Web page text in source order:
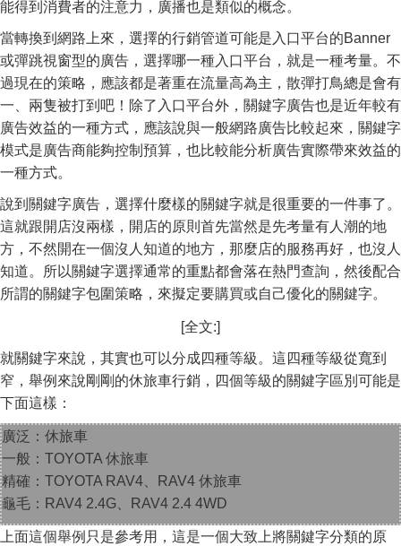
能得到消費者的注意力，廣播也是類似的概念。
當轉換到網路上來，選擇的行銷管道可能是入口平台的Banner
或彈跳視窗型的廣告，選擇哪一種入口平台，就是一種考量。不
過現在的策略，應該都是著重在流量高為主，散彈打鳥總是會有
一、兩隻被打到吧！除了入口平台外，關鍵字廣告也是近年較有
廣告效益的一種方式，應該說與一般網路廣告比較起來，關鍵字
模式是廣告商能夠控制預算，也比較能分析廣告實際帶來效益的
一種方式。
說到關鍵字廣告，選擇什麼樣的關鍵字就是很重要的一件事了。
這就跟開店沒兩樣，開店的原則首先當然是先考量有人潮的地
方，不然開在一個沒人知道的地方，那麼店的服務再好，也沒人
知道。所以關鍵字選擇通常的重點都會落在熱門查詢，然後配合
所謂的關鍵字包圍策略，來擬定要購買或自己優化的關鍵字。
[全文:]
就關鍵字來說，其實也可以分成四種等級。這四種等級從寬到
窄，舉例來說剛剛的休旅車行銷，四個等級的關鍵字區別可能是
下面這樣：
廣泛：休旅車
一般：TOYOTA 休旅車
精確：TOYOTA RAV4、RAV4 休旅車
龜毛：RAV4 2.4G、RAV4 2.4 4WD
上面這個舉例只是參考用，這是一個大致上將關鍵字分類的原